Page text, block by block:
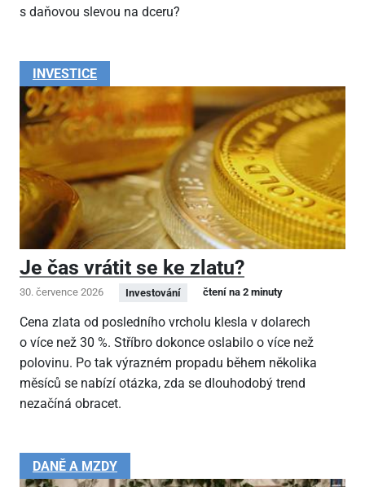
s daňovou slevou na dceru?
INVESTICE
Je čas vrátit se ke zlatu?
30. července 2026 Investování čtení na 2 minuty
Cena zlata od posledního vrcholu klesla v dolarech
o více než 30 %. Stříbro dokonce oslabilo o více než
polovinu. Po tak výrazném propadu během několika
měsíců se nabízí otázka, zda se dlouhodobý trend
nezačíná obracet.
DANĚ A MZDY